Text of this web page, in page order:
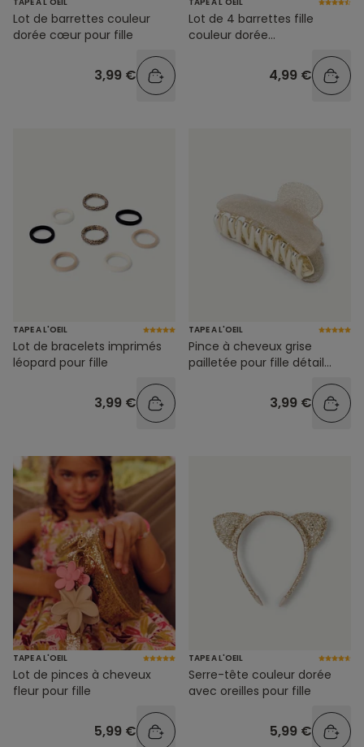
Lot de barrettes couleur
dorée cœur pour fille
3,99 €
Lot de 4 barrettes fille
couleur dorée
4,99 €
TAPE A L'OEIL
Lot de bracelets imprimés
léopard pour fille
3,99 €
TAPE A L'OEIL
Pince à cheveux grise
pailletée pour fille détail
3,99 €
TAPE A L'OEIL
Lot de pinces à cheveux
fleur pour fille
5,99 €
TAPE A L'OEIL
Serre-tête couleur dorée
avec oreilles pour fille
5,99 €